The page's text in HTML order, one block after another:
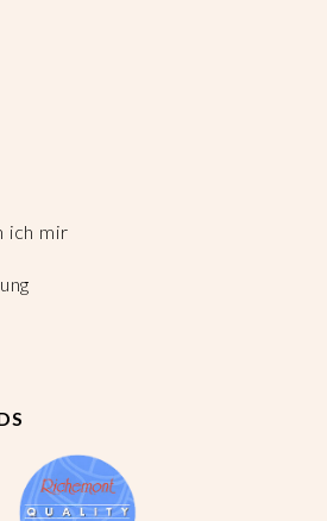
ich mir